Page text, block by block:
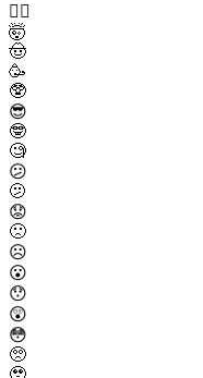
😵‍💫
🤯
🤠
🥳
🥸
😎
🤓
🧐
😕
🫤
😟
🙁
☹️
😮
😯
😲
😳
🥺
🥹